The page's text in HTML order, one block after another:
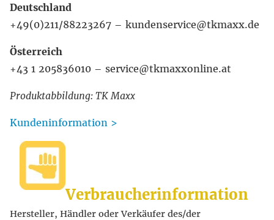
Deutschland
+49(0)211/88223267 – kundenservice@tkmaxx.de
Österreich
+43 1 205836010 – service@tkmaxxonline.at
Produktabbildung: TK Maxx
Kundeninformation >
Verbraucherinformation
Hersteller, Händler oder Verkäufer des/der